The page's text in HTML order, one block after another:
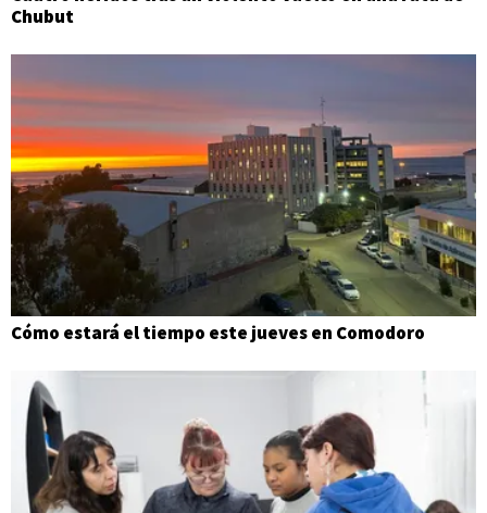
Chubut
Cómo estará el tiempo este jueves en Comodoro